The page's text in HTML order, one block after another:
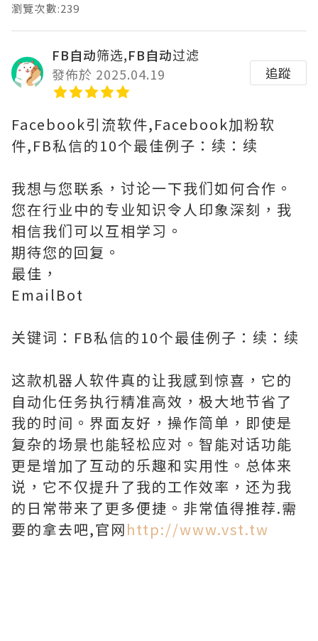
瀏覽次數:239
FB自动筛选,FB自动过滤
發佈於 2025.04.19
追蹤
Facebook引流软件,Facebook加粉软
件,FB私信的10个最佳例子：续：续
我想与您联系，讨论一下我们如何合作。
您在行业中的专业知识令人印象深刻，我
相信我们可以互相学习。
期待您的回复。
最佳，
EmailBot
关键词：FB私信的10个最佳例子：续：续
这款机器人软件真的让我感到惊喜，它的
自动化任务执行精准高效，极大地节省了
我的时间。界面友好，操作简单，即使是
复杂的场景也能轻松应对。智能对话功能
更是增加了互动的乐趣和实用性。总体来
说，它不仅提升了我的工作效率，还为我
的日常带来了更多便捷。非常值得推荐.需
要的拿去吧,官网http://www.vst.tw